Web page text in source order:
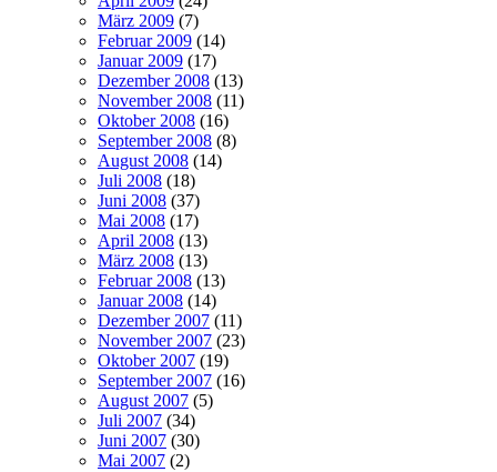
März 2009 (7)
Februar 2009 (14)
Januar 2009 (17)
Dezember 2008 (13)
November 2008 (11)
Oktober 2008 (16)
September 2008 (8)
August 2008 (14)
Juli 2008 (18)
Juni 2008 (37)
Mai 2008 (17)
April 2008 (13)
März 2008 (13)
Februar 2008 (13)
Januar 2008 (14)
Dezember 2007 (11)
November 2007 (23)
Oktober 2007 (19)
September 2007 (16)
August 2007 (5)
Juli 2007 (34)
Juni 2007 (30)
Mai 2007 (2)